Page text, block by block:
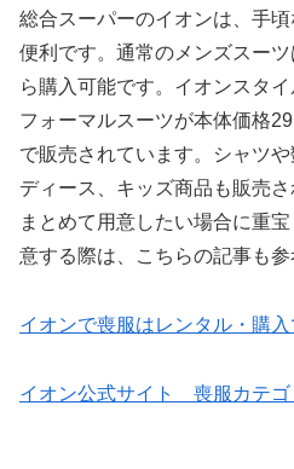
総合スーパーのイオンは、手
便利です。通常のメンズスー
ら購入可能です。イオンスタ
フォーマルスーツが本体価格
で販売されています。シャツ
ディース、キッズ商品も販売
まとめて用意したい場合に重
意する際は、こちらの記事も参
イオンで喪服はレンタル・購
イオン公式サイト 喪服カテゴ